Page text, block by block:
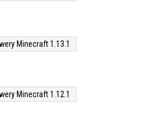
Minecraft 1.13.1
Minecraft 1.12.1